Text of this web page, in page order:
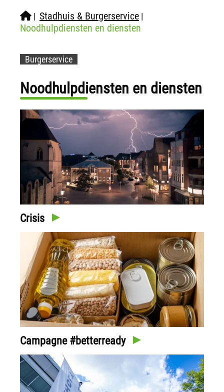
| Stadhuis & Burgerservice |
Noodhulpdiensten en diensten
Burgerservice
Noodhulpdiensten en diensten
Crisis
Campagne #betterready